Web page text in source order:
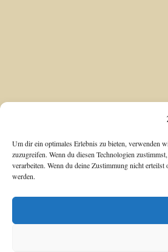
Um dir ein optimales Erlebnis zu bieten, verwenden
zuzugreifen. Wenn du diesen Technologien
verarbeiten. Wenn du deine Zustimmung nicht
werden.